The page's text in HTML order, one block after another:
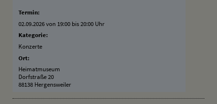
Termin:
02.09.2026 von 19:00 bis 20:00 Uhr
Kategorie:
Konzerte
Ort:
Heimatmuseum
Dorfstraße 20
88138 Hergensweiler